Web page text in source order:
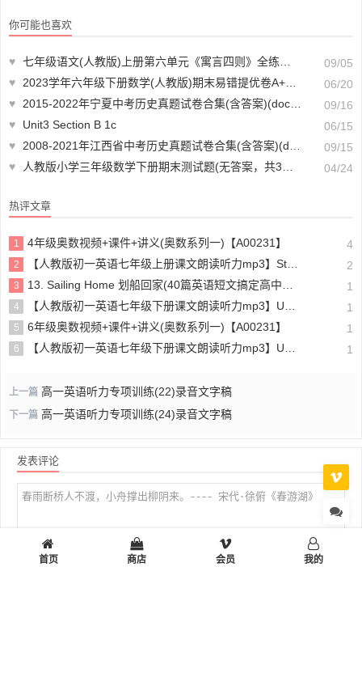
你可能也喜欢
♥ 七年级语文(人教版)上册第六单元《寓言四则》全练试题[附答案解析]
09/05
♥
2023学年六年级下册数学(人教版)期末易错提优卷A+提升卷B(含答案共2套)【A01468】
06/20
♥
2015-2022年宁夏中考历史真题试卷合集(含答案)(doc格式下载)【A00865】
09/16
♥
Unit3 Section B 1c
06/15
♥
2008-2021年江西省中考历史真题试卷合集(含答案)(doc格式下载)【A00871】
09/15
♥
人教版小学三年级数学下册期末测试题(无答案，共3份)(doc格式下载)【A01941】 04/24
热评文章
1 4年级奥数视频+课件+讲义(奥数系列一)【A00231】 4
2 【人教版初一英语七年级上册课文朗读听力mp3】Starter unit 1 Good morning! 2
3 13. Sailing Home 划船回家(40篇英语短文搞定高中高考3500个单词) 1
4 【人教版初一英语七年级下册课文朗读听力mp3】Unit 4 1
5 6年级奥数视频+课件+讲义(奥数系列一)【A00231】 1
6 【人教版初一英语七年级下册课文朗读听力mp3】Unit 6 1
上一篇 高一英语听力专项训练(22)录音文字稿
下一篇 高一英语听力专项训练(24)录音文字稿
发表评论
首页 商店 会员 我的